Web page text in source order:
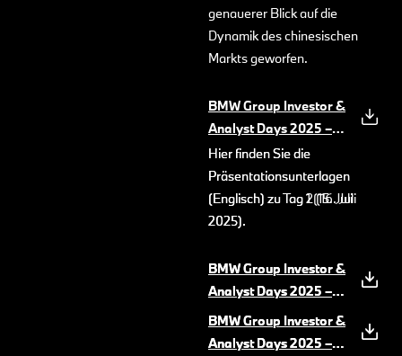
genauerer Blick auf die
Dynamik des chinesischen
Markts geworfen.
BMW Group Investor &
Analyst Days 2025 –
Key Messages (PDF, 733
KB)
Hier finden Sie die
Präsentationsunterlagen
(Englisch) zu Tag 1 (15. Juli
2025).
BMW Group Investor &
Analyst Days 2025 –
Driving Dynamics &
ADAS.pdf
(PDF, 8 MB)
BMW Group Investor &
Analyst Days 2025 –
Hier finden Sie die
Präsentationsunterlagen
(Englisch) zu Tag 2 (16. Juli
2025).
BMW Group Investor &
Analyst Days 2025 –
Rede Oliver Zipse
(PDF,
4 MB)
BMW Group Investor &
Analyst Days 2025 –